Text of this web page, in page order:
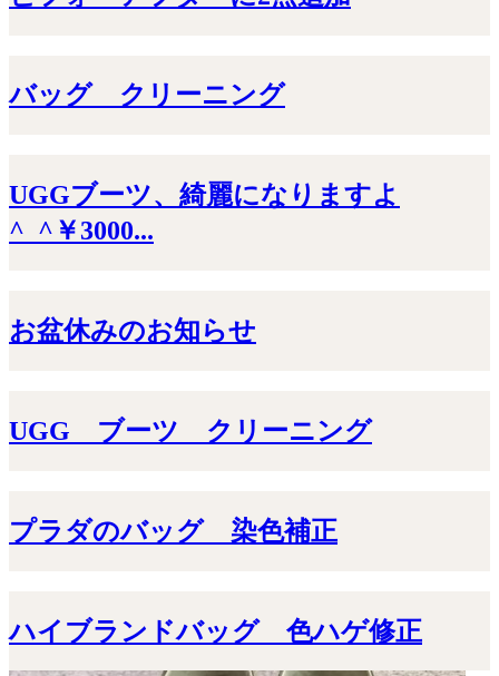
バッグ クリーニング
UGGブーツ、綺麗になりますよ
^_^￥3000...
お盆休みのお知らせ
UGG ブーツ クリーニング
プラダのバッグ 染色補正
ハイブランドバッグ 色ハゲ修正